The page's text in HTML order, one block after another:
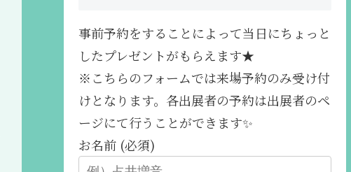
事前予約をすることによって当日にちょっと
したプレゼントがもらえます★
※こちらのフォームでは来場予約のみ受け付
けとなります。各出展者の予約は出展者のペ
ージにて行うことができます✨️
お名前 (必須)